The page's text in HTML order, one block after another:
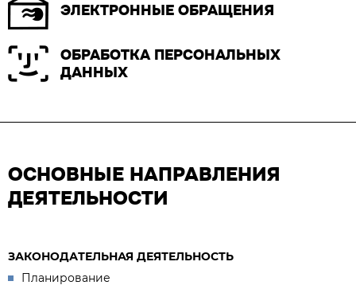
ЭЛЕКТРОННЫЕ ОБРАЩЕНИЯ
ОБРАБОТКА ПЕРСОНАЛЬНЫХ
ДАННЫХ
ОСНОВНЫЕ НАПРАВЛЕНИЯ
ДЕЯТЕЛЬНОСТИ
ЗАКОНОДАТЕЛЬНАЯ ДЕЯТЕЛЬНОСТЬ
Планирование